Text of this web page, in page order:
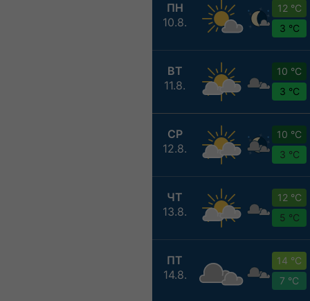
ПН
10.8.
12 °C
3 °C
ВТ
11.8.
10 °C
3 °C
СР
12.8.
10 °C
3 °C
ЧТ
13.8.
12 °C
5 °C
ПТ
14.8.
14 °C
7 °C